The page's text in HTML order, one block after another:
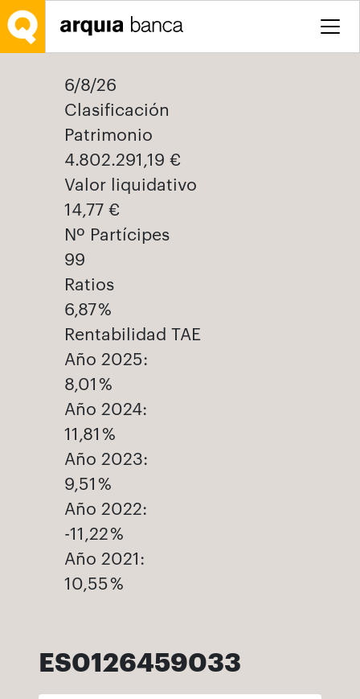
Saltar al contenido principal
6/8/26
Clasificación
Patrimonio
4.802.291,19 €
Valor liquidativo
14,77 €
Nº Partícipes
99
Ratios
6,87 %
Rentabilidad TAE
Año 2025:
8,01 %
Año 2024:
11,81 %
Año 2023:
9,51 %
Año 2022:
-11,22 %
Año 2021:
10,55 %
ES0126459033